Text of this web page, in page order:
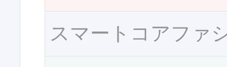
スマートコアファ